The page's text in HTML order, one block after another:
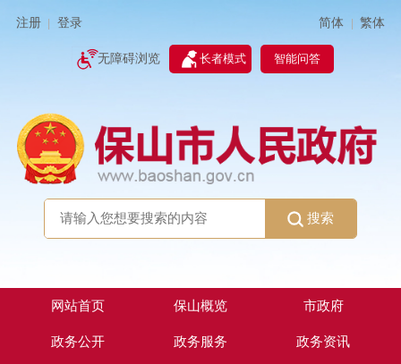
注册 登录 简体 | 繁体
无障碍浏览 长者模式 智能问答
搜索
网站首页 保山概览 市政府
政务公开 政务服务 政务资讯